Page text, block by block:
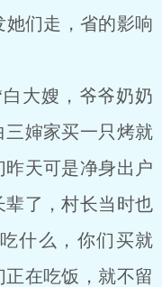
们走，省的影响
大嫂，爷爷奶奶
婶家买一只烤就
天可是净身出户
了，村长当时也
什么，你们买就
在吃饭，就不留